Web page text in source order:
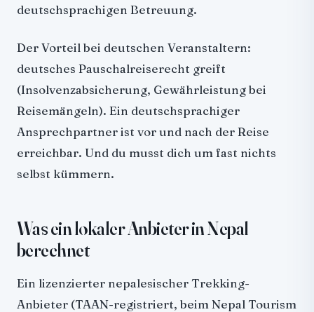
deutschsprachigen Betreuung.
Der Vorteil bei deutschen Veranstaltern:
deutsches Pauschalreiserecht greift
(Insolvenzabsicherung, Gewährleistung bei
Reisemängeln). Ein deutschsprachiger
Ansprechpartner ist vor und nach der Reise
erreichbar. Und du musst dich um fast nichts
selbst kümmern.
Was ein lokaler Anbieter in Nepal
berechnet
Ein lizenzierter nepalesischer Trekking-
Anbieter (TAAN-registriert, beim Nepal Tourism